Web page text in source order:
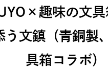
趣味の文具
う文鎮（青銅製
具箱コラボ）